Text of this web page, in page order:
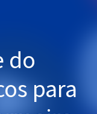
do
para